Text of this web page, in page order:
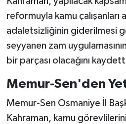
reformuyla kamu çalışanları
adaletsizliğinin giderilmesi
seyyanen zam
bir parçası olacağını
Memur-Sen'den
Memur-Sen Osmaniye İl
Kahraman, kamu